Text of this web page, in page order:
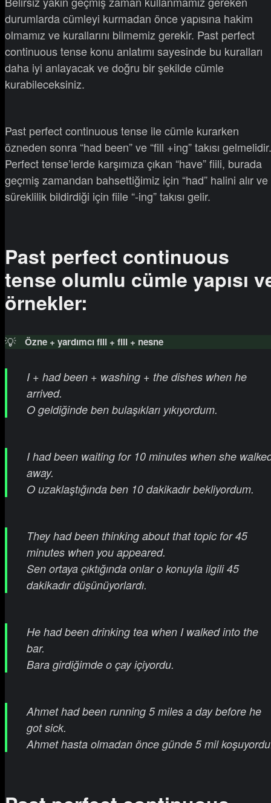
durumlarda cümleyi kurmadan önce yapısına hakim
olmamız ve kurallarını bilmemiz gerekir. Past perfect
continuous tense konu anlatımı sayesinde bu kuralları
daha iyi anlayacak ve doğru bir şekilde cümle
kurabileceksiniz.
Past perfect continuous tense ile cümle kurarken
özneden sonra “had been” ve “fill +ing” takısı gelmelidir.
Perfect tense’lerde karşımıza çıkan “have” fiili, burada
geçmiş zamandan bahsettiğimiz için “had” halini alır ve
süreklilik bildirdiği için fiile “-ing” takısı gelir.
Past perfect continuous
tense olumlu cümle yapısı
örnekler:
💡 Özne + yardımcı fiil + fiil + nesne
I + had been + washing + the dishes when he
arrived.
O geldiğinde ben bulaşıkları yıkıyordum.
I had been waiting for 10 minutes when she
away.
O uzaklaştığında ben 10 dakikadır bekliyordum.
They had been thinking about that topic for 45
minutes when you appeared.
Sen ortaya çıktığında onlar o konuyla ilgili 45
dakikadır düşünüyorlardı.
He had been drinking tea when I walked into the
bar.
Bara girdiğimde o çay içiyordu.
Ahmet had been running 5 miles a day before he
got sick.
Ahmet hasta olmadan önce günde 5 mil